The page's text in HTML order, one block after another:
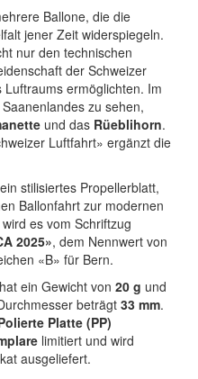
Ballone, die die
jener Zeit widerspiegeln.
nur den technischen
der Schweizer
ermöglichten. Im
zu sehen,
und das Rüeblihorn.
Luftfahrt» ergänzt die
stilisiertes Propellerblatt,
Ballonfahrt zur modernen
es vom Schriftzug
2025», dem Nennwert von
«B» für Bern.
ein Gewicht von 20 g und
beträgt33 mm.
Platte (PP)
limitiert und wird
ausgeliefert.